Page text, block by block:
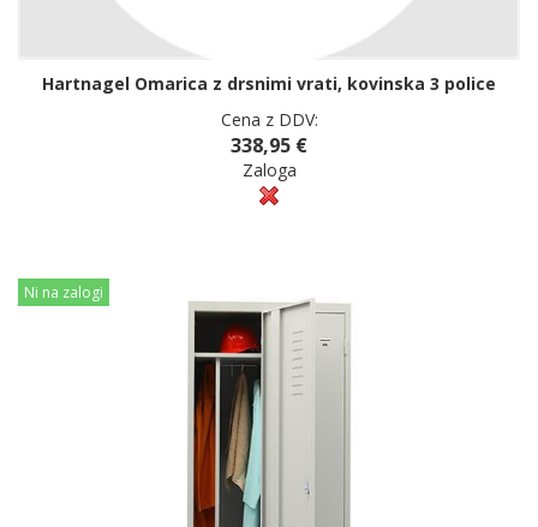
Hartnagel Omarica z drsnimi vrati, kovinska 3 police
Cena z DDV:
338,95 €
Zaloga
Ni na zalogi